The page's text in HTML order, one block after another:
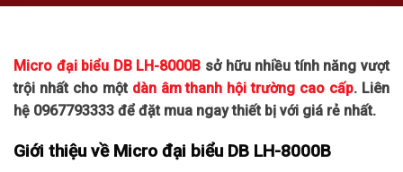
Micro đại biểu DB LH-8000B sở hữu nhiều tính năng vượt
trội nhất cho một dàn âm thanh hội trường cao cấp. Liên
hệ 0967793333 để đặt mua ngay thiết bị với giá rẻ nhất.
Giới thiệu về Micro đại biểu DB LH-8000B